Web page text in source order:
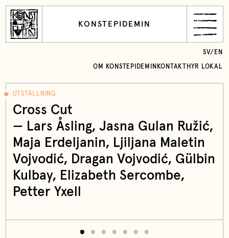
KONSTEPIDEMIN
OM KONSTEPIDEMIN KONTAKT HYR LOKAL
SV/ EN
UTSTÄLLNING
Cross Cut
— Lars Åsling, Jasna Gulan Ružić,
Maja Erdeljanin, Ljiljana Maletin
Vojvodić, Dragan Vojvodić, Gülbin
Kulbay, Elizabeth Sercombe,
Petter Yxell